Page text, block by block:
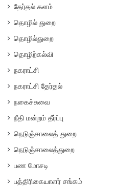
தேர்தல் களம்
தொழில் துறை
தொழில்துறை
தொழிற்கல்வி
நகராட்சி
நகராட்சி தேர்தல்
நகைச்சுவை
நீதி மன்றம் தீர்ப்பு
நெடுஞ்சாலைத் துறை
நெடுஞ்சாலைத்துறை
பண மோசடி
பத்திரிகையாளர் சங்கம்